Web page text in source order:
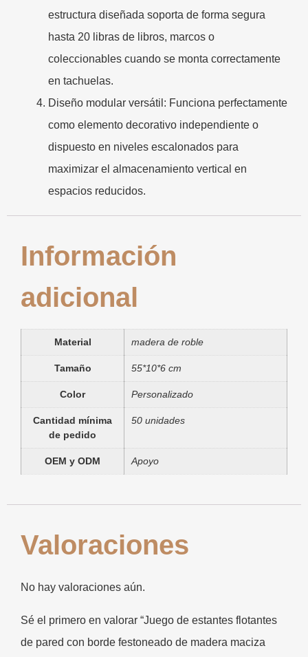
estructura diseñada soporta de forma segura
hasta 20 libras de libros, marcos o
coleccionables cuando se monta correctamente
en tachuelas.
Diseño modular versátil: Funciona perfectamente
como elemento decorativo independiente o
dispuesto en niveles escalonados para
maximizar el almacenamiento vertical en
espacios reducidos.
Información
adicional
Material madera de roble
Tamaño 55*10*6 cm
Color Personalizado
Cantidad mínima
de pedido
50 unidades
OEM y ODM Apoyo
Valoraciones
No hay valoraciones aún.
Sé el primero en valorar “Juego de estantes flotantes
de pared con borde festoneado de madera maciza